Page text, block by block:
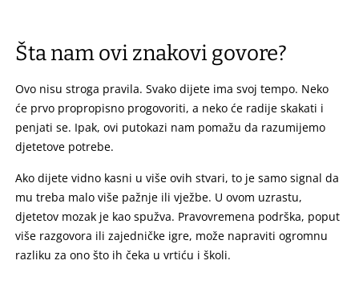
Šta nam ovi znakovi govore?
Ovo nisu stroga pravila. Svako dijete ima svoj tempo. Neko
će prvo propropisno progovoriti, a neko će radije skakati i
penjati se. Ipak, ovi putokazi nam pomažu da razumijemo
djetetove potrebe.
Ako dijete vidno kasni u više ovih stvari, to je samo signal da
mu treba malo više pažnje ili vježbe. U ovom uzrastu,
djetetov mozak je kao spužva. Pravovremena podrška, poput
više razgovora ili zajedničke igre, može napraviti ogromnu
razliku za ono što ih čeka u vrtiću i školi.